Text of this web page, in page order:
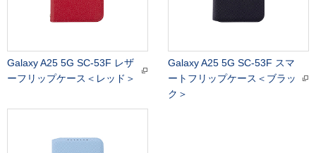
Galaxy A25 5G SC-53F レザ
ーフリップケース＜レッド＞
Galaxy A25 5G SC-53F スマ
ートフリップケース＜ブラッ
ク＞